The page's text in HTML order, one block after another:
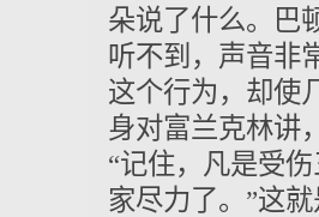
朵说了什么。巴
听不到，声音非
这个行为，却使
身对富兰克林讲
“记住，凡是受
家尽力了。”这